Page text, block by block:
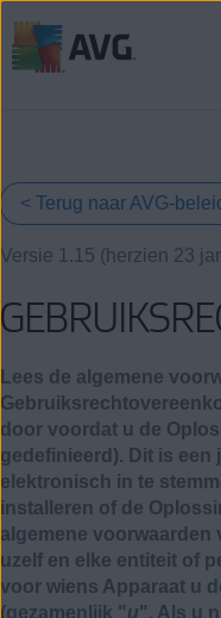
< Terug naar AVG-
Versie 1.15 (herzien 23
Lees de algemene
door voordat u de
gedefinieerd). Dit is
elektronisch in te
installeren of de
algemene voorwaarden
uzelf en elke entiteit of
voor wiens Apparaat u
(gezamenlijk "u". Als u